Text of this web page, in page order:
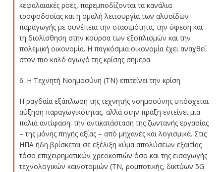
κεφαλαιακές ροές, παρεμποδίζονται τα κανάλια
τροφοδοσίας και η ομαλή λειτουργία των αλυσίδων
παραγωγής με συνέπεια την στασιμότητα, την ύφεση και
τη διολίσθηση στην κούρσα των εξοπλισμών και την
πολεμική οικονομία. Η παγκόσμια οικονομία έχει αναχθεί
στον πιο καλό αγωγό της κρίσης σήμερα.
6️. Η Τεχνητή Νοημοσύνη (ΤΝ) επιτείνει την κρίση
Η ραγδαία εξάπλωση της τεχνητής νοημοσύνης υπόσχεται
αύξηση παραγωγικότητας, αλλά στην πράξη εντείνει μια
παλιά αντίφαση: την αντικατάσταση της ζωντανής εργασίας
– της μόνης πηγής αξίας – από μηχανές και λογισμικά. Στις
ΗΠΑ ήδη βρίσκεται σε εξέλιξη κύμα απολύσεων εξαιτίας
τόσο επιχειρηματικών χρεοκοπιών όσο και της εισαγωγής
τεχνολογικών καινοτομιών (ΤΝ, ρομποτικής, δικτύων 5G